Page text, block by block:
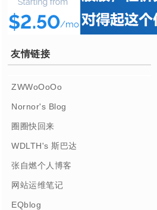
友情链接
ZWWoOoOo
Nornor's Blog
圈圈快回来
WDLTH's 斯巴达
张自燃个人博客
网站运维笔记
EQblog